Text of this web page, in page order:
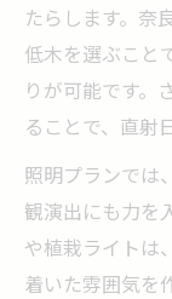
たらします。奈
低木を選ぶこと
りが可能です。
ることで、直射
照明プランでは
観演出にも力を
や植栽ライトは
着いた雰囲気を